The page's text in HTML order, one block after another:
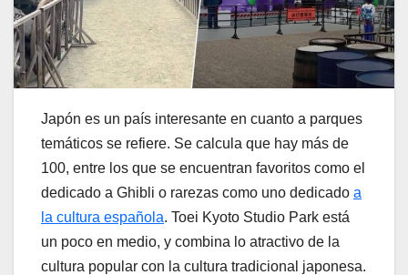
Japón es un país interesante en cuanto a parques
temáticos se refiere. Se calcula que hay más de
100, entre los que se encuentran favoritos como el
dedicado a Ghibli o rarezas como uno dedicado a
la cultura española. Toei Kyoto Studio Park está
un poco en medio, y combina lo atractivo de la
cultura popular con la cultura tradicional japonesa.